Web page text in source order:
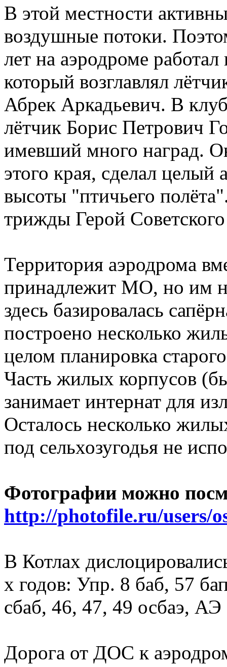
В этой местности
воздушные потоки.
лет на аэродроме
который возглавлял
Абрек Аркадьевич. В
лётчик Борис Петрович
имевший много наград.
этого края, сделал
высоты "птичьего
трижды Герой
Территория аэродрома
принадлежит МО, но им
здесь базировалась
построено несколько
целом планировка
Часть жилых корпусов
занимает интернат для
Осталось несколько
под сельхозугодья не
Фотографии можно
http://photofile.ru/users/
В Котлах
х годов: Упр. 8 баб, 57
сбаб, 46, 47, 49 осбаэ,
Дорога от ДОС к